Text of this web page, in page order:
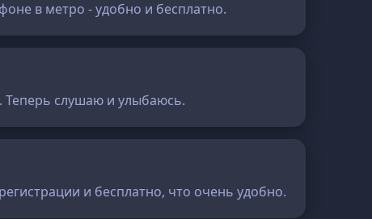
в метро - удобно и бесплатно.
Теперь слушаю и улыбаюсь.
и бесплатно, что очень удобно.